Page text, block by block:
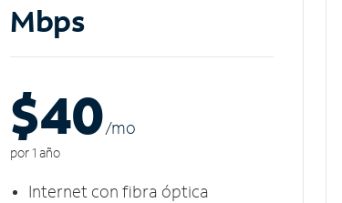
Mbps
$40/mo
por 1 año
Internet con fibra óptica